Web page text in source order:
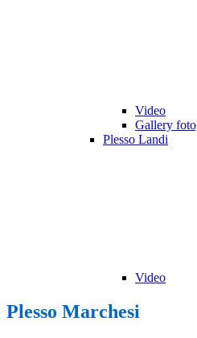
Video
Gallery
Plesso Landi
Video
Plesso Marchesi